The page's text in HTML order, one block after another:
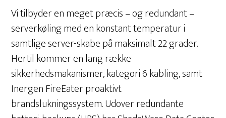
Vi tilbyder en meget præcis – og redundant –
serverkøling med en konstant temperatur i
samtlige server-skabe på maksimalt 22 grader.
Hertil kommer en lang række
sikkerhedsmakanismer, kategori 6 kabling, samt
Inergen FireEater proaktivt
brandslukningssystem. Udover redundante